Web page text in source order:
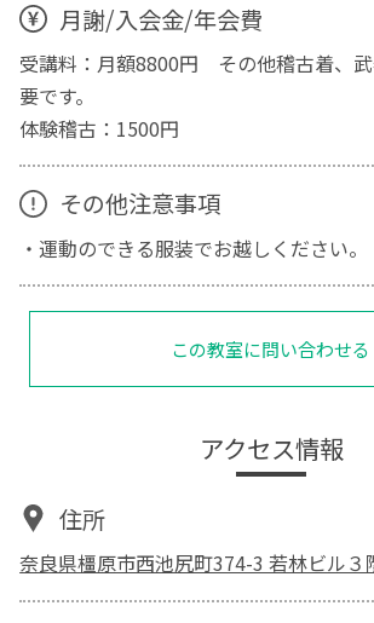
月謝/入会金/年会費
受講料：月額8800円 その他稽古着、
要です。
体験稽古：1500円
その他注意事項
・運動のできる服装でお越しください。
この教室に問い合わせる
アクセス情報
住所
奈良県橿原市西池尻町374-3 若林ビル３